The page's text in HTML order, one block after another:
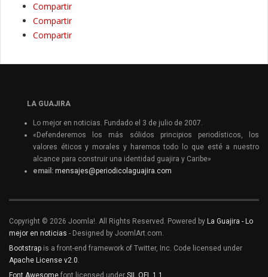
Compartir
Compartir
Compartir
LA GUAJIRA
Lo mejor en noticias. Fundado el 3 de julio de 2007.
«Defenderemos los más sólidos principios periodísticos, los
valores éticos y morales y haremos todo lo que esté a nuestro
alcance para construir una identidad guajira y Caribe»
email: mensajes@periodicolaguajira.com
Copyright © 2026 Joomla!. All Rights Reserved. Powered by La Guajira - Lo
mejor en noticias - Designed by JoomlArt.com.
Bootstrap is a front-end framework of Twitter, Inc. Code licensed under
Apache License v2.0.
Font Awesome font licensed under SIL OFL 1.1